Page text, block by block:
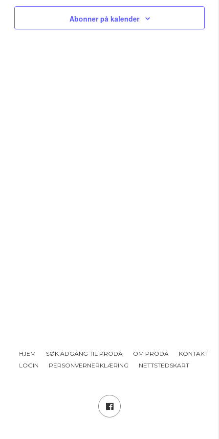
and
Abonner på kalender
HJEM SØK ADGANG TIL PRODA OM PRODA
KONTAKT
LOGIN
PERSONVERNERKLÆRING NETTSTEDSKART